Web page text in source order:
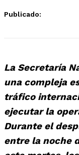
Publicado:
La Secretaría
una compleja
tráfico
ejecutar la
Durante el
entre la noche